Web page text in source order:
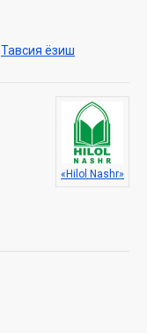
Тавсия ёзиш
«Hilol Nashr»